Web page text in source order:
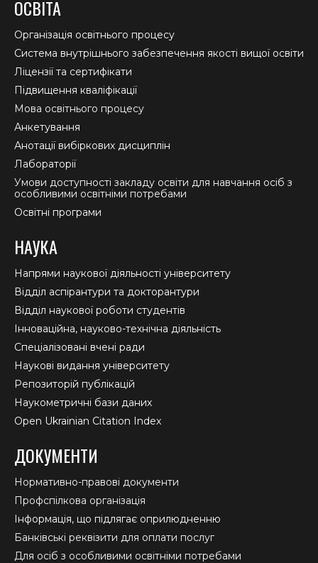
opens
in
new
window
opens
in
new
window
in
new
window
ОСВІТА
Організація освітнього процесу
Система внутрішнього забезпечення якості вищої освіти
Ліцензії та сертифікати
Підвищення кваліфікації
Мова освітнього процесу
Анкетування
Анотації вибіркових дисциплін
Лабораторії
Умови доступності закладу освіти для навчання осіб з
особливими освітніми потребами
Освітні програми
НАУКА
Напрями наукової діяльності університету
Відділ аспірантури та докторантури
Відділ наукової роботи студентів
Інноваційна, науково-технічна діяльність
Спеціалізовані вчені ради
Наукові видання університету
Репозиторій публікацій
Наукометричні бази даних
Open Ukrainian Citation Index
ДОКУМЕНТИ
Нормативно-правові документи
Профспілкова організація
Інформація, що підлягає оприлюдненню
Банківські реквізити для оплати послуг
Для осіб з особливими освітніми потребами